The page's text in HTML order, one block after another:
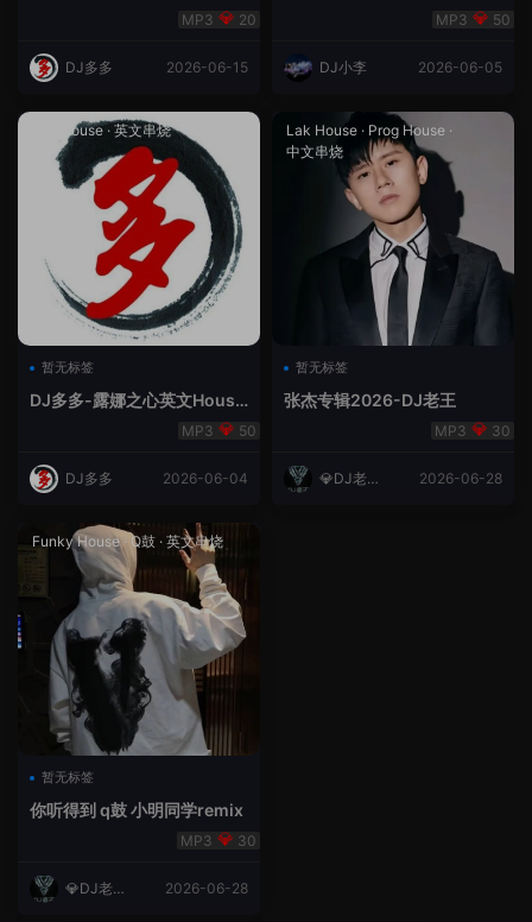
合（DJ多多DJ尾巴）
20
DJ多多 2026-06-15
50
DJ小李 2026-06-05
Lak House· 英文串烧
暂无标签
DJ多多-露娜之心英文House
50
DJ多多 2026-06-04
Lak House · Prog House ·
中文串烧
暂无标签
张杰专辑2026-DJ老王
30
💎DJ老王
2026-06-28
Funky House· Q鼓 · 英文串烧
暂无标签
你听得到 q鼓 小明同学remix
30
💎DJ老王
2026-06-28